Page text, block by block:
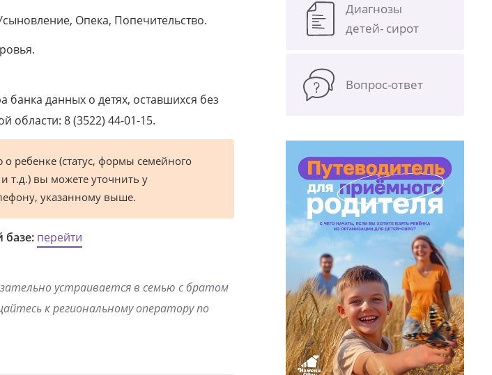
Опека, Попечительство.
банка данных о детях, оставшихся без
области: 8 (3522) 44-01-15.
ребенке (статус, формы семейного
т.д.) вы можете уточнить у
указанному выше.
базе: перейти
устраивается в семью с братом
к региональному оператору по
Диагнозы
детей- сирот
Вопрос-ответ